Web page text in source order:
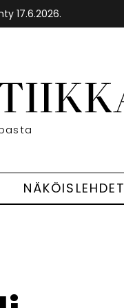
17.6.2026.
NÄKÖISLEHDET